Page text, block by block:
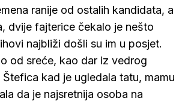
ranije od ostalih kandidata, a
dvije fajterice čekalo je nešto
najbliži došli su im u posjet.
od sreće, kao dar iz vedrog
kad je ugledala tatu, mamu
da je najsretnija osoba na